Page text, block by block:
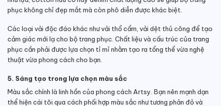
phục không chỉ đẹp mắt mà còn phô diễn được khác biệt.
Các loại vải độc đáo khác như vải thổ cẩm, vải dệt thủ công để tạo
cảm giác mới lạ cho bộ trang phục. Chất liệu và cấu trúc của trang
phục cần phải được lựa chọn tỉ mỉ nhằm tạo ra tổng thể vừa nghệ
thuật vừa phong cách cho bạn.
5. Sáng tạo trong lựa chọn màu sắc
Màu sắc chính là linh hồn của phong cách Artsy. Bạn nên mạnh dạn
thể hiện cái tôi qua cách phối hợp màu sắc như tương phản đỏ và